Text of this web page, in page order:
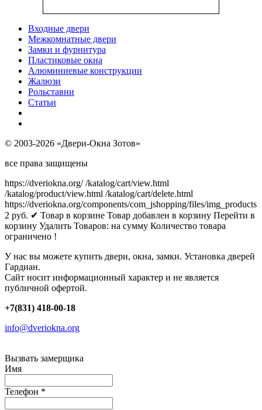
Входные двери
Межкомнатные двери
Замки и фурнитура
Пластиковые окна
Алюминиевые конструкции
Жалюзи
Рольставни
Статьи
© 2003-2026 «Двери-Окна Зотов»
все права защищены
https://dveriokna.org/ /katalog/cart/view.html
/katalog/product/view.html /katalog/cart/delete.html
https://dveriokna.org/components/com_jshopping/files/img_products
2 руб. ✔ Товар в корзине Товар добавлен в корзину Перейти в
корзину Удалить Товаров: на сумму Количество товара
ограничено !
У нас вы можете купить двери, окна, замки. Установка дверей
Гардиан.
Сайт носит информационный характер и не является
публичной офертой.
+7(831) 418-00-18
info@dveriokna.org
Вызвать замерщика
Имя
Телефон *